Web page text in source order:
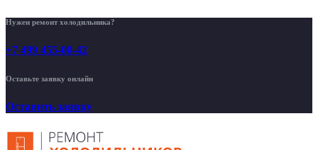
Нужен ремонт холодильника?
+7 499 455-00-42
Оставьте заявку онлайн
Оставить заявку